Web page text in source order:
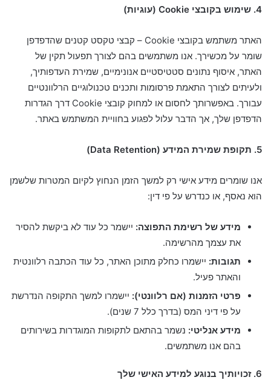
4. שימוש בקובצי Cookie (עוגיות)
האתר משתמש בקובצי Cookie – קבצי טקסט קטנים שהדפדפן
שומר על מכשירך. אנו משתמשים בהם לצורך תפעול תקין של
האתר, איסוף נתונים סטטיסטיים אנונימיים, שמירת העדפותיך,
ולעיתים לצורך התאמת פרסומות ותכנים טכנולוגיים הרלוונטיים
עבורך. באפשרותך לחסום או למחוק קובצי Cookie דרך הגדרות
הדפדפן שלך, אך הדבר עלול לפגוע בחוויית המשתמש באתר.
5. תקופת שמירת המידע (Data Retention)
אנו שומרים מידע אישי רק למשך הזמן הנחוץ לקיום המטרות שלשמן
הוא נאסף, או כנדרש על פי דין:
מידע של רשימת התפוצה: יישמר כל עוד לא ביקשת להסיר
את עצמך מהרשימה.
תגובות: יישמרו כחלק מתוכן האתר, כל עוד הכתבה רלוונטית
והאתר פעיל.
פרטי הזמנות (אם רלוונטי): יישמרו למשך התקופה הנדרשת
על פי דיני המס (בדרך כלל 7 שנים).
מידע אנליטי: נשמר בהתאם לתקופות המוגדרות בשירותים
בהם אנו משתמשים.
6. זכויותיך בנוגע למידע האישי שלך